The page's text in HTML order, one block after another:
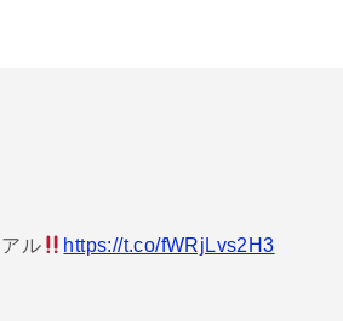
ル
https://t.co/fWRjLvs2H3